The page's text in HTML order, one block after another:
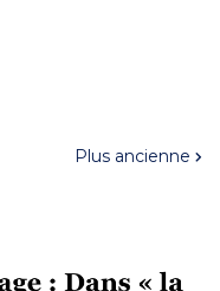
Plus ancienne